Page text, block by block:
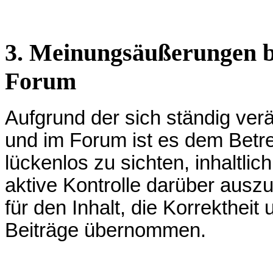
3. Meinungsäußerungen
Forum
Aufgrund der sich ständig
und im Forum ist es dem
lückenlos zu sichten,
aktive Kontrolle darüber
für den Inhalt, die Korrektheit
Beiträge übernommen.